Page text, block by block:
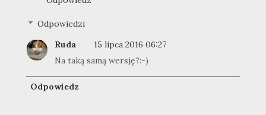
Odpowiedzi
Ruda
15 lipca 2016 06:27
Na taką samą wersję?:-)
Odpowiedz